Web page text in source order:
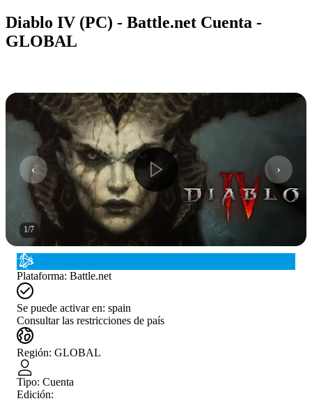
Diablo IV (PC) - Battle.net Cuenta -
GLOBAL
1/7
Plataforma: Battle.net
Se puede activar en: spain
Consultar las restricciones de país
Región: GLOBAL
Tipo: Cuenta
Edición: